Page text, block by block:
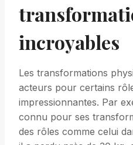
incroyables
Les transformations
acteurs pour certains
impressionnantes. Par
connu pour ses
des rôles comme celui